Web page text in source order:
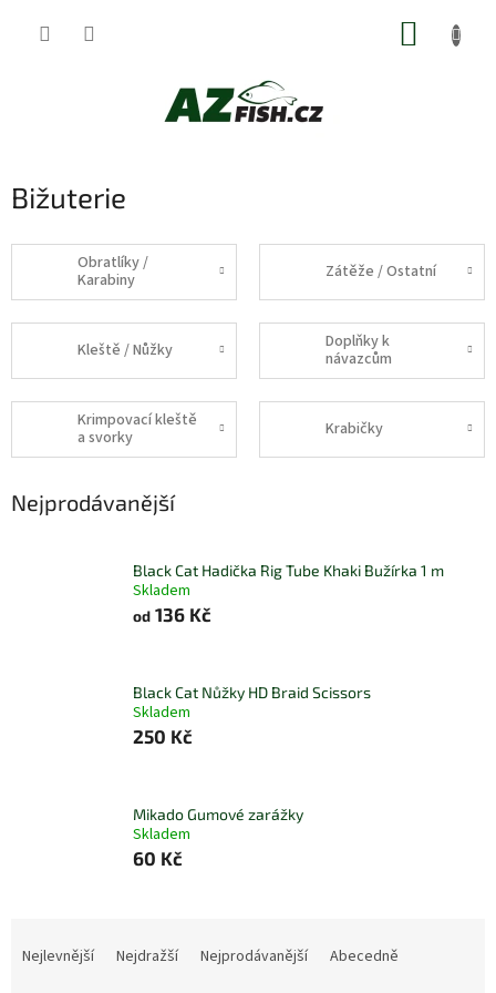
Bižuterie
Obratlíky /
Karabiny
Zátěže / Ostatní
Kleště / Nůžky
Doplňky k
návazcům
Krimpovací kleště
a svorky
Krabičky
Nejprodávanější
Black Cat Hadička Rig Tube Khaki Bužírka 1 m
Skladem
od 136 Kč
Black Cat Nůžky HD Braid Scissors
Skladem
250 Kč
Mikado Gumové zarážky
Skladem
60 Kč
Nejlevnější Nejdražší Nejprodávanější Abecedně